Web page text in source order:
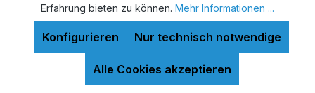
Erfahrung bieten zu können. Mehr Informationen ...
Nur technisch notwendige
Konfigurieren
Alle Cookies akzeptieren